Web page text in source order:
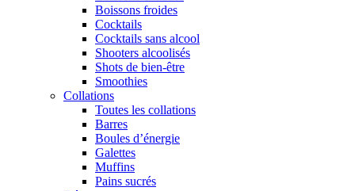
Boissons froides
Cocktails
Cocktails sans alcool
Shooters alcoolisés
Shots de bien-être
Smoothies
Collations
Toutes les collations
Barres
Boules d’énergie
Galettes
Muffins
Pains sucrés